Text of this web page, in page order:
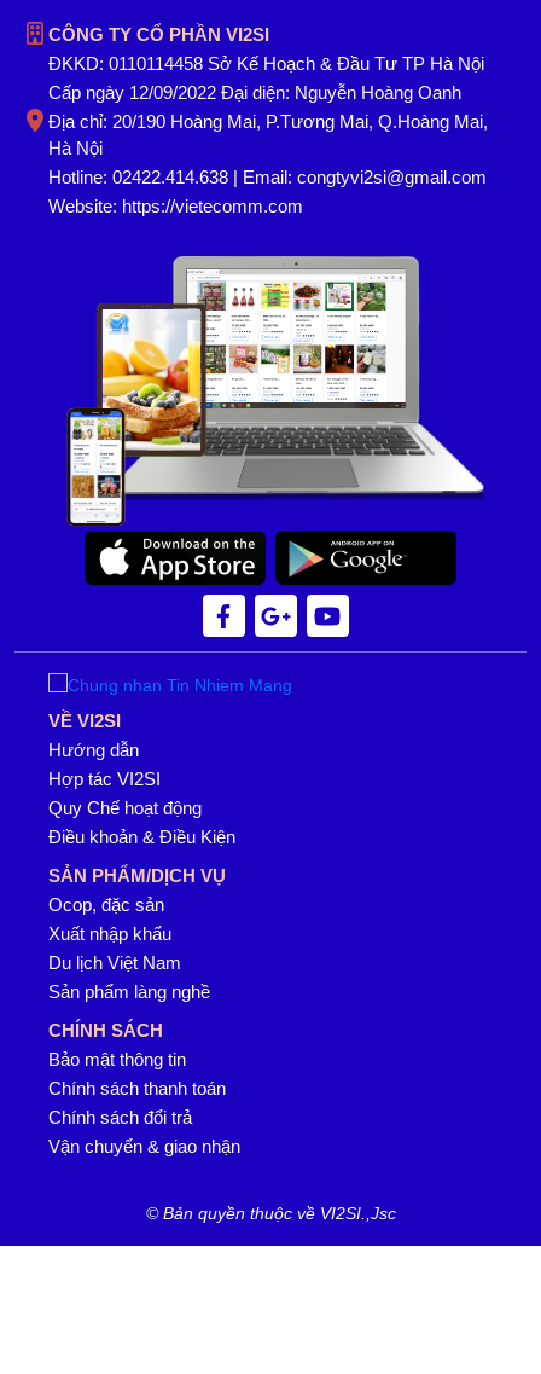
CÔNG TY CỔ PHẦN VI2SI
ĐKKD: 0110114458 Sở Kế Hoạch & Đầu Tư TP Hà Nội
Cấp ngày 12/09/2022 Đại diện: Nguyễn Hoàng Oanh
Địa chỉ: 20/190 Hoàng Mai, P.Tương Mai, Q.Hoàng Mai,
Hà Nội
Hotline: 02422.414.638 | Email: congtyvi2si@gmail.com
Website: https://vietecomm.com
VỀ VI2SI
Hướng dẫn
Hợp tác VI2SI
Quy Chế hoạt động
Điều khoản & Điều Kiện
SẢN PHẨM/DỊCH VỤ
Ocop, đặc sản
Xuất nhập khẩu
Du lịch Việt Nam
Sản phẩm làng nghề
CHÍNH SÁCH
Bảo mật thông tin
Chính sách thanh toán
Chính sách đổi trả
Vận chuyển & giao nhận
© Bản quyền thuộc về VI2SI.,Jsc